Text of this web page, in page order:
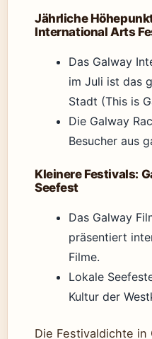
Jährliche
International Arts
Das Galway
im Juli ist das
Stadt (This is
Die Galway
Besucher aus
Kleinere Festivals:
Seefest
Das Galway
präsentiert
Filme.
Lokale
Kultur der
Die Festivaldichte in